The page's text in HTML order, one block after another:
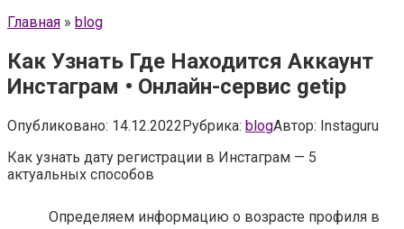
Главная » blog
Как Узнать Где Находится Аккаунт
Инстаграм • Онлайн-сервис getip
Опубликовано: 14.12.2022Рубрика: blogАвтор: Instaguru
Как узнать дату регистрации в Инстаграм — 5
актуальных способов
Определяем информацию о возрасте профиля в